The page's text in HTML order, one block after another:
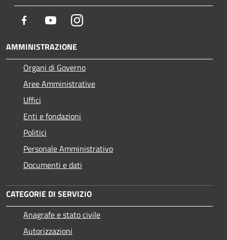
Facebook YoutubeInstagram
AMMINISTRAZIONE
Organi di Governo
Aree Amministrative
Uffici
Enti e fondazioni
Politici
Personale Amministrativo
Documenti e dati
CATEGORIE DI SERVIZIO
Anagrafe e stato civile
Autorizzazioni